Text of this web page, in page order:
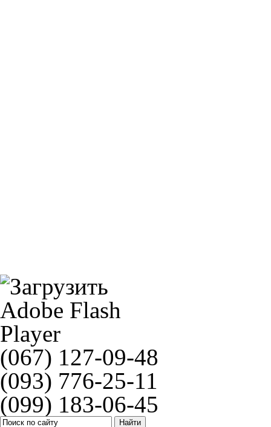
(067) 127-09-48
(093) 776-25-11
(099) 183-06-45